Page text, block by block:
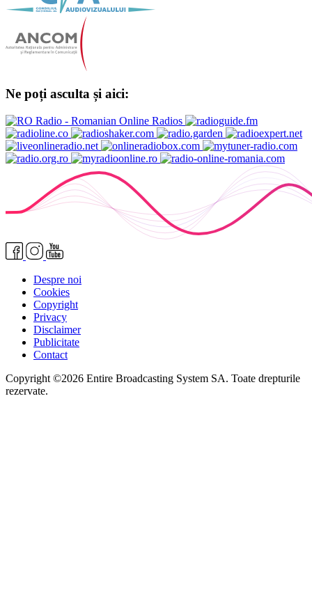
Ne poți asculta și aici:
Despre noi
Cookies
Copyright
Privacy
Disclaimer
Publicitate
Contact
Copyright ©2026 Entire Broadcasting System SA. Toate drepturile
rezervate.